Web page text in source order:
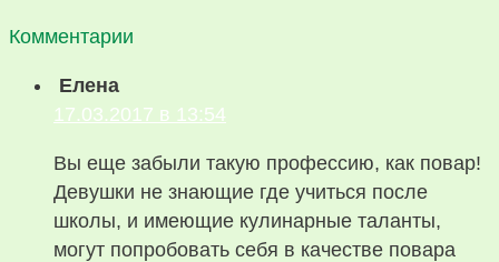
Комментарии
Елена
17.03.2017 в 13:54
Вы еще забыли такую профессию, как повар!
Девушки не знающие где учиться после
школы, и имеющие кулинарные таланты,
могут попробовать себя в качестве повара